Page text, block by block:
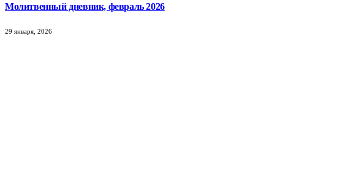
Молитвенный дневник, февраль 2026
29 января, 2026